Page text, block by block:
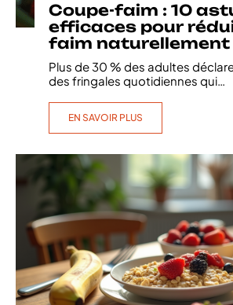
Coupe-faim : 10
efficaces pour
faim naturellement
Plus de 30 % des adultes
des fringales quotidiennes qui…
EN SAVOIR PLUS